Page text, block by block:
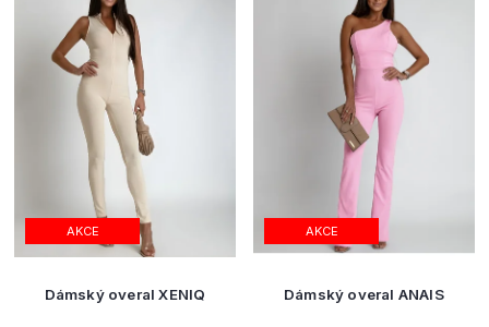
AKCE
Dámský overal XENIQ
AKCE
Dámský overal ANAIS